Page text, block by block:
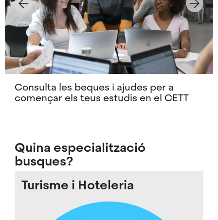
Consulta les beques i ajudes per a
començar els teus estudis en el CETT
Quina especialització
busques?
Turisme i Hoteleria